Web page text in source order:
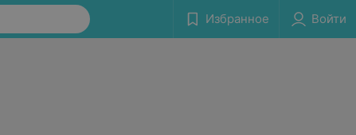
Избранное Войти